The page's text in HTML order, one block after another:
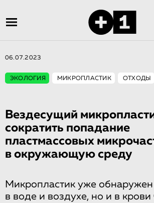
06.07.2023
ЭКОЛОГИЯ МИКРОПЛАСТИК ОТХОДЫ
Вездесущий
сократить попадание
пластмассовых
в окружающую среду
Микропластик уже обнаружен
в воде и воздухе, но и в крови